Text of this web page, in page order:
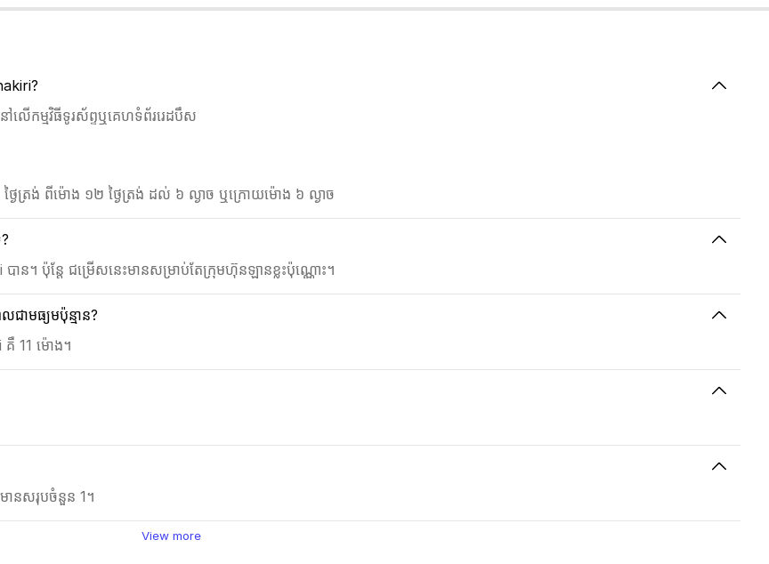
ើកម្មវិធីទូរស័ព្ទឬគេហទំព័ររេដបឹស
ត្រង់ ពីម៉ោង ១២ ថ្ងៃត្រង់ ដល់ ៦ ល្ងាច ឬក្រោយម៉ោង ៦ ល្ងាច
ន។ ប៉ុន្តែ ជម្រើសនេះមានសម្រាប់តែក្រុមហ៊ុនឡានខ្លះប៉ុណ្ណោះ។
ាមធ្យមប៉ុន្មាន?
គឺ 11 ម៉ោង។
ានសរុបចំនួន 1។
View more